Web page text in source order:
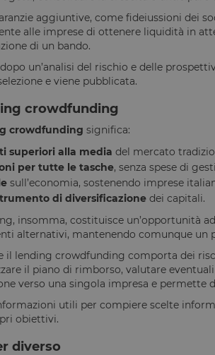
aggiuntive, come fideiussioni dei
alle imprese di ottenere liquidità in
di un bando.
un’analisi del rischio e delle
e viene pubblicata.
crowdfunding
crowdfunding significa:
superiori alla media del mercato
per tutte le tasche, senza spese di
sull’economia, sostenendo imprese
di diversificazionedei capitali.
insomma, costituisce un’opportunità
alternativi, mantenendo comunque un
il lending crowdfunding comporta dei
il piano di rimborso, valutare
verso una singola impresa e permette
utili per compiere scelte
obiettivi.
diverso
necessari
le funzionalità principali del sito web come l'accesso
correttamente senza i cookie strettamente
Scadenza Descrizione
59
secondi
vantaggioso per il sito Web, al fine di
sull'utilizzo del proprio sito Web.
mese
Utilizzato per accedere con Google
1 ora 59
minuti
Internamente laravel utilizza
di sessione per un utente
Sessione
Cookie generato da applicazioni basate
sessione utente. Normalmente è un
casuale, il modo in cui viene utilizzato
ma un buon esempio è mantenere uno
tra le pagine.
Sessione
Cookie associato ai siti che utilizzano
identificare il traffico web attendibile.
1 ora 59
minuti
Questo cookie è stato scritto per aiutare
1 anno
Policy